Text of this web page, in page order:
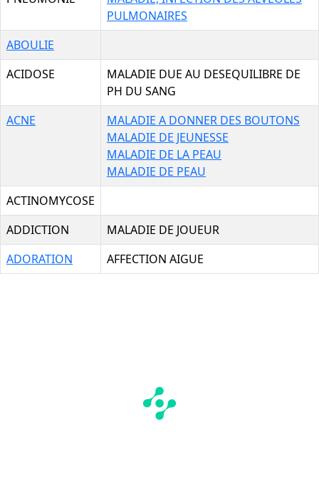
PULMONAIRES
ABOULIE
ACIDOSE
MALADIE DUE AU DESEQUILIBRE DE
PH DU SANG
ACNE
MALADIE A DONNER DES BOUTONS
MALADIE DE JEUNESSE
MALADIE DE LA PEAU
MALADIE DE PEAU
ACTINOMYCOSE
ADDICTION
MALADIE DE JOUEUR
ADORATION
AFFECTION AIGUE